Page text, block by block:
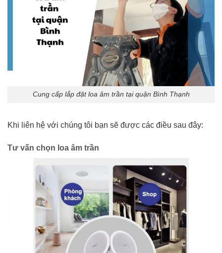
Cung cấp lắp đặt loa âm trần tại quận Bình Thạnh
Khi liên hệ với chúng tôi bạn sẽ được các điều sau đây:
Tư vấn chọn loa âm trần